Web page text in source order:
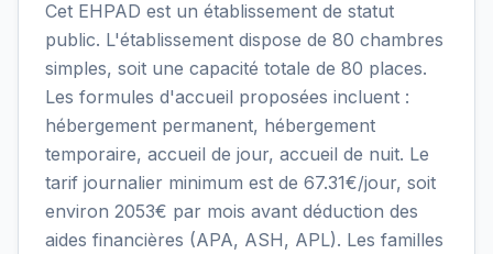
Cet EHPAD est un établissement de statut
public. L'établissement dispose de 80 chambres
simples, soit une capacité totale de 80 places.
Les formules d'accueil proposées incluent :
hébergement permanent, hébergement
temporaire, accueil de jour, accueil de nuit. Le
tarif journalier minimum est de 67.31€/jour, soit
environ 2053€ par mois avant déduction des
aides financières (APA, ASH, APL). Les familles